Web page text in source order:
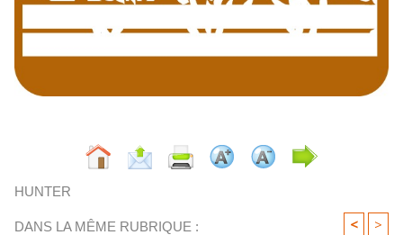
HUNTER
DANS LA MÊME RUBRIQUE : < >